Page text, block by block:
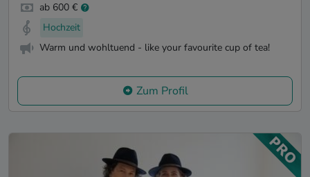
ab 600 €
Hochzeit
Warm und wohltuend - like your favourite cup of tea!
Zum Profil